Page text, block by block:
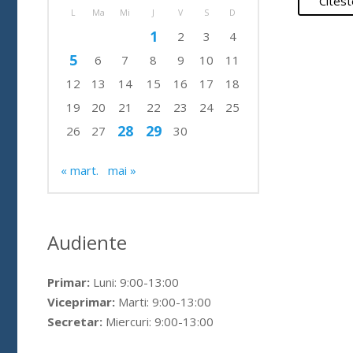
L Ma Mi J V S D
1 2 3 4
5 6 7 8 9 10
11
12
13 14 15 16 17
18
19
20 21 22 23 24
25
26
27 28 29 30
« mart. mai »
Audiente
Primar:Luni: 9:00-13:00
Viceprimar:Marti: 9:00-13:00
Secretar:Miercuri: 9:00-13:00